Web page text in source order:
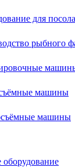
для
рыбного
машины
машины
оборудование